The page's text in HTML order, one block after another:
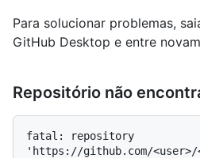
Para solucionar problemas,
GitHub Desktop e entre
Repositório não
fatal: repository
'https://github.com/